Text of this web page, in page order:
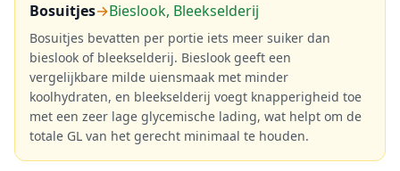
Bosuitjes→Bieslook, Bleekselderij
Bosuitjes bevatten per portie iets meer suiker dan
bieslook of bleekselderij. Bieslook geeft een
vergelijkbare milde uiensmaak met minder
koolhydraten, en bleekselderij voegt knapperigheid toe
met een zeer lage glycemische lading, wat helpt om de
totale GL van het gerecht minimaal te houden.